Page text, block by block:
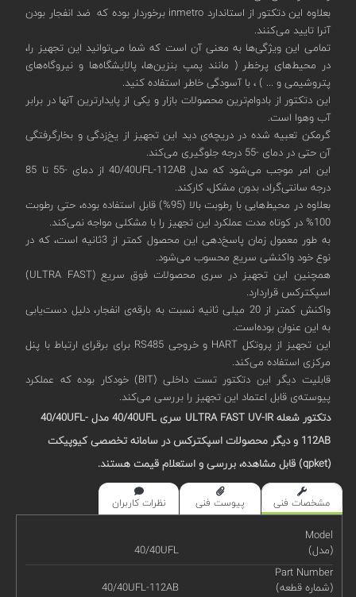
بعلاوه این دتکتور از استاندارد inmetro برخوردار بوده که ضد انفجار بودن
آنرا تایید می‌کنند.
تمامی این ویژگی‌ها به معنی آن است که شما می‌توانید این تجهیز را،
در محیط‌های پرخطر ( مانند پمپ بنزین‌ها، پالایشگاه‌ها و نیروگاه‌های
پتروشیمی و ... ) ، با آسودگی خاطر استفاده کنید.
این دتکتور از بادوام‌ترین محصولات بازار و یکی از پایدارترین آنها در برابر
آب وهوا است.
گرمکن تعبیه شده در دریچه‌ی دید این تجهیز از یخ‌زدگی و بخارگرفتگی
آن حتی در دمای -55 درجه جلوگیری می‌کند.
این امر موجب می‌شود که مدل 40/40UFL-112AB از دمای -55 تا 85
درجه سانتی‌گراد، بدون مشکل، کارکند.
بعلاوه در محیط‌هایی با رطوبت بالا (95%) قابل استفاده بوده، حتی رطوبت
100% در کوتاه مدت عملکرد این تجهیز را با مشکلی مواجه نمی‌کند.
به طور معمول زمان پاسخ‌دهی این محصول کمتر از 3ثانیه است، که در
نوع خود واکنشی سریع محسوب می‌شود.
همچنین این تجهیز در سری محصولات فوق سریع (ULTRA FAST)
اسپکترکس قراردارد.
واکنش کمتر از 20 میلی ثانیه نسبت به بارقه‌ی انفجار، دلیل دست‌یابی
به این عنوان بوده‌است.
این تجهیز از پروتکل HART و خروجی RS485 برای برقرای ارتباط با پنل
مرکزی استفاده می‌کند.
قابلیت‌ دیگر این دتکتور تست داخلی (BIT) خودکار بوده که عملکرد
پیوسته‌ی قابل اعتماد این تجهیز را بررسی می‌کند.
دتکتور شعله ULTRA FAST UV-IR
سری 40/40UFL
مدل 40/40UFL-
112AB و دیگر محصولات اسپکترکس در سامانه تخصصی کیوپیکت
(qpket) قابل مشاهده، بررسی و استعلام قیمت هستند.
مشخصات فنی پیوست فنی نظرات کاربران
Model
(مدل)
40/40UFL
Part Number
(شماره قطعه)
40/40UFL-112AB